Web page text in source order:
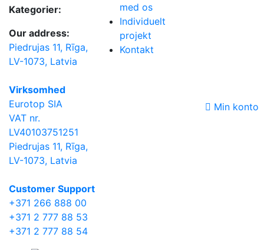
Kategorier:
Our address:
Piedrujas 11, Rīga,
LV-1073, Latvia
Virksomhed
Eurotop SIA
VAT nr.
LV40103751251
Piedrujas 11, Rīga,
LV-1073, Latvia
Сustomer Support
+371 266 888 00
+371 2 777 88 53
+371 2 777 88 54
med os
Individuelt
projekt
Kontakt
Min konto